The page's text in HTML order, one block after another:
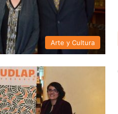
Arte y Cultura